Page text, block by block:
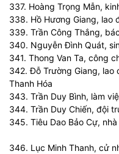
337. Hoàng Trọng Mẫn,
338. Hồ Hương Giang, lao
339. Trần Công Thắng,
340. Nguyễn Đình Quát,
341. Thong Van Ta, công
342. Đỗ Trường Giang, lao
Thanh Hóa
343. Trần Duy Bình, làm
344. Trần Duy Chiến, đội
345. Tiêu Dao Bảo Cự,
346. Lục Minh Thanh, cử